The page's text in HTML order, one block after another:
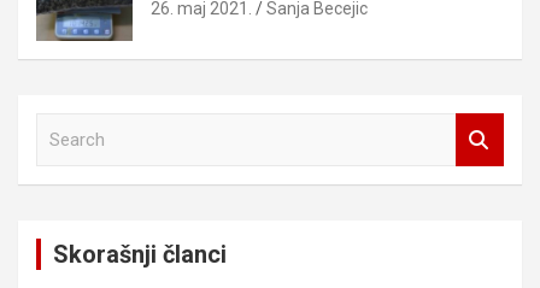
26. maj 2021. Sanja Becejic
Skorašnji članci